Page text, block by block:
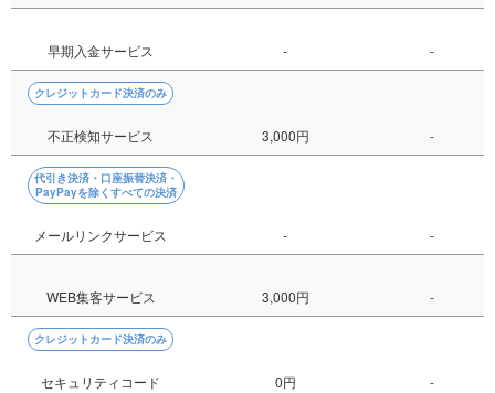
早期入金サービス - -
クレジットカード決済のみ
不正検知サービス 3,000円 -
代引き決済・口座振替決済・
PayPayを除くすべての決済
メールリンクサービス - -
WEB集客サービス 3,000円 -
クレジットカード決済のみ
セキュリティコード 0円 -